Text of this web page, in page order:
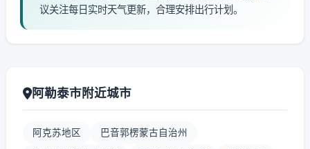
议关注每日实时天气更新，合理安排出行计划。
阿勒泰市附近城市
阿克苏地区 巴音郭楞蒙古自治州